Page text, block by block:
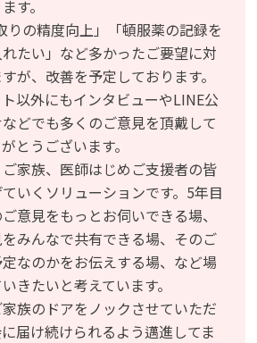
す。
りの精度向上」「頓服薬の記録を
たい」など多かったご要望に対
が、改善を予定しております。
以外にもインタビューやLINE公
どでも多くのご意見を頂戴して
とうございます。
家族、医師はじめご支援者の皆
いくソリューションです。5年目
意見をもっとお伺いできる場、
みんなで共有できる場、そのご
なのかをお伝えする場、など場
きたいと考えています。
族のドアをノックさせていただ
届け続けられるよう邁進してま